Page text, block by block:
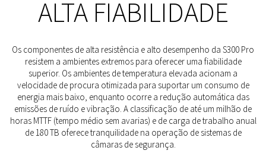
ALTA FIABILIDADE
Os componentes de alta resistência e alto desempenho da S300 Pro
resistem a ambientes extremos para oferecer uma fiabilidade
superior. Os ambientes de temperatura elevada acionam a
velocidade de procura otimizada para suportar um consumo de
energia mais baixo, enquanto ocorre a redução automática das
emissões de ruído e vibração. A classificação de até um milhão de
horas MTTF (tempo médio sem avarias) e de carga de trabalho anual
de 180 TB oferece tranquilidade na operação de sistemas de
câmaras de segurança.